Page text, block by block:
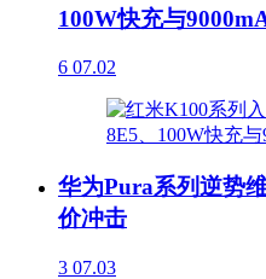
100W快充与
6 07.02
华为Pura系列逆势
价冲击
3 07.03